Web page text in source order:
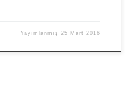
Yayımlanmış25 Mart 2016